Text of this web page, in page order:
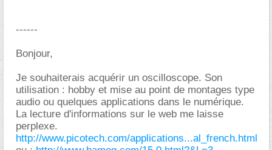
------
Bonjour,
Je souhaiterais acquérir un oscilloscope. Son
utilisation : hobby et mise au point de montages type
audio ou quelques applications dans le numérique.
La lecture d'informations sur le web me laisse
perplexe.
http://www.picotech.com/applications...al_french.html